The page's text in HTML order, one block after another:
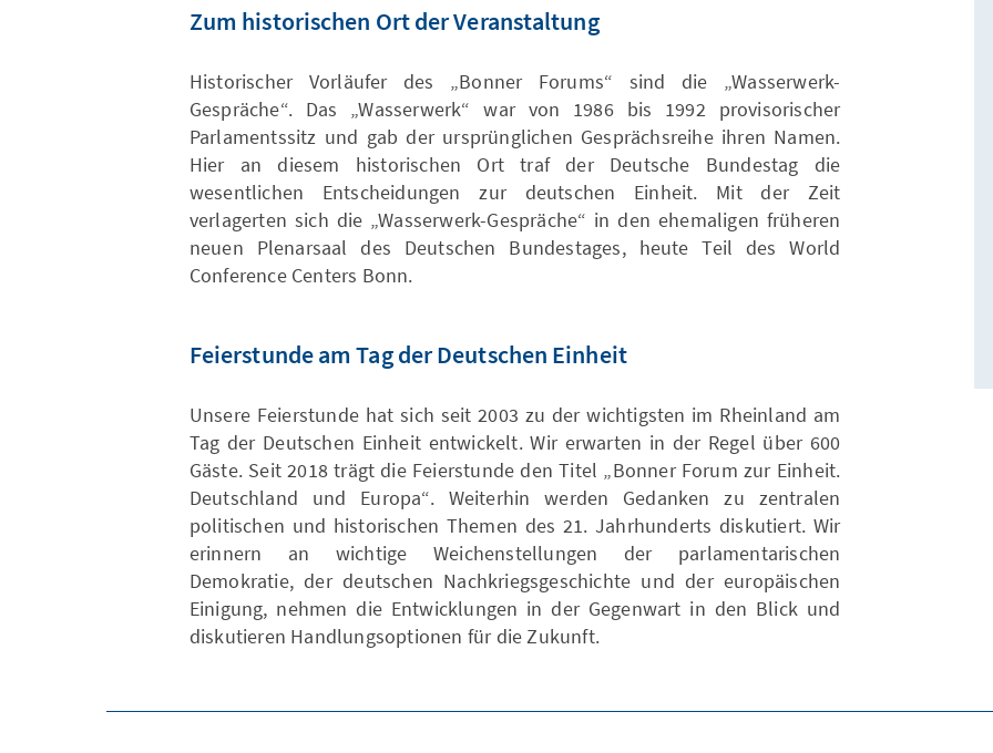
Zum historischen Ort der Veranstaltung
Historischer Vorläufer des „Bonner Forums“ sind die „Wasserwerk-
Gespräche“. Das „Wasserwerk“ war von 1986 bis 1992 provisorischer
Parlamentssitz und gab der ursprünglichen Gesprächsreihe ihren Namen.
Hier an diesem historischen Ort traf der Deutsche Bundestag die
wesentlichen Entscheidungen zur deutschen Einheit. Mit der Zeit
verlagerten sich die „Wasserwerk-Gespräche“ in den ehemaligen früheren
neuen Plenarsaal des Deutschen Bundestages, heute Teil des World
Conference Centers Bonn.
Feierstunde am Tag der Deutschen Einheit
Unsere Feierstunde hat sich seit 2003 zu der wichtigsten im Rheinland am
Tag der Deutschen Einheit entwickelt. Wir erwarten in der Regel über 600
Gäste. Seit 2018 trägt die Feierstunde den Titel „Bonner Forum zur Einheit.
Deutschland und Europa“. Weiterhin werden Gedanken zu zentralen
politischen und historischen Themen des 21. Jahrhunderts diskutiert. Wir
erinnern an wichtige Weichenstellungen der parlamentarischen
Demokratie, der deutschen Nachkriegsgeschichte und der europäischen
Einigung, nehmen die Entwicklungen in der Gegenwart in den Blick und
diskutieren Handlungsoptionen für die Zukunft.